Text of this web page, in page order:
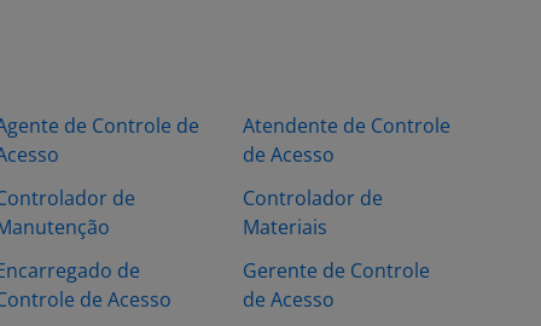
de Controle de
de
de
de Acesso
Atendente de Controle
de Acesso
Controlador de
Materiais
Gerente de Controle
de Acesso